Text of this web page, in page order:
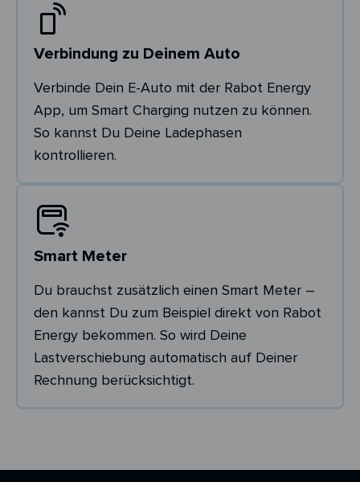
Verbindung zu Deinem Auto
Verbinde Dein E-Auto mit der Rabot Energy
App, um Smart Charging nutzen zu können.
So kannst Du Deine Ladephasen
kontrollieren.
Smart Meter
Du brauchst zusätzlich einen Smart Meter –
den kannst Du zum Beispiel direkt von Rabot
Energy bekommen. So wird Deine
Lastverschiebung automatisch auf Deiner
Rechnung berücksichtigt.